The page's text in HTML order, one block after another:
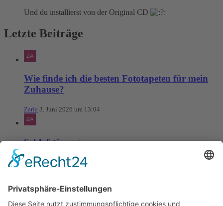
Und du installierst von der Original CD
Letzte Beiträge
Wie finde ich die besten Fototapeten für mein
Zuhause?
Zaria 3. Juni 2026 um 13:04
Schlafstörungen
Zaria 3. Juni 2026 um 13:03
Ms word to PDF